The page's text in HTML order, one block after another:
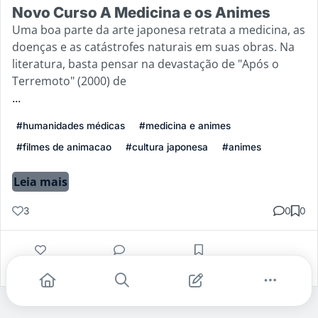
Novo Curso A Medicina e os Animes
Uma boa parte da arte japonesa retrata a medicina, as
doenças e as catástrofes naturais em suas obras. Na
literatura, basta pensar na devastação de "Após o
Terremoto" (2000) de
...
#humanidades médicas
#medicina e animes
#filmes de animacao
#cultura japonesa #animes
Leia mais
3 0 0